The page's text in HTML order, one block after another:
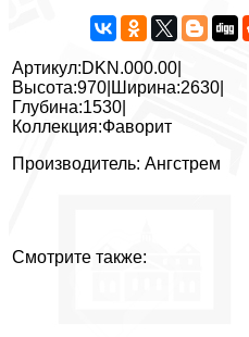
Артикул:DKN.000.00|
Высота:970|Ширина:2630|
Глубина:1530|
Коллекция:Фаворит
Производитель: Ангстрем
Смотрите также: